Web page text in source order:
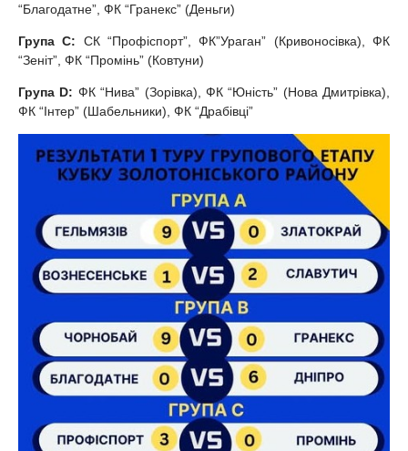
“Благодатне”, ФК “Гранекс” (Деньги)
Група С: СК “Профіспорт”, ФК”Ураган” (Кривоносівка), ФК
“Зеніт”, ФК “Промінь” (Ковтуни)
Група D: ФК “Нива” (Зорівка), ФК “Юність” (Нова Дмитрівка),
ФК “Інтер” (Шабельники), ФК “Драбівці”